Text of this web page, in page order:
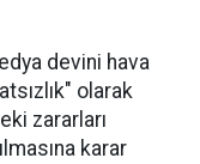
devini hava
olarak
zararları
karar